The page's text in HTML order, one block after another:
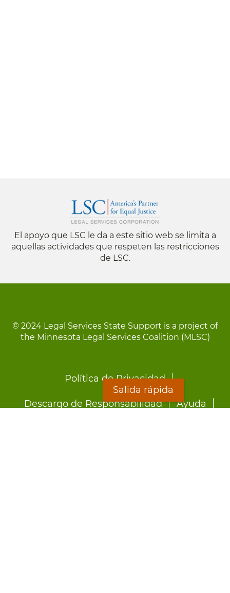
El apoyo que LSC le da a este sitio web se limita a
aquellas actividades que respeten las restricciones
de LSC.
© 2024 Legal Services State Support is a project of
the Minnesota Legal Services Coalition (MLSC)
Política de Privacidad
Descargo de Responsabilidad Ayuda
Salida rápida